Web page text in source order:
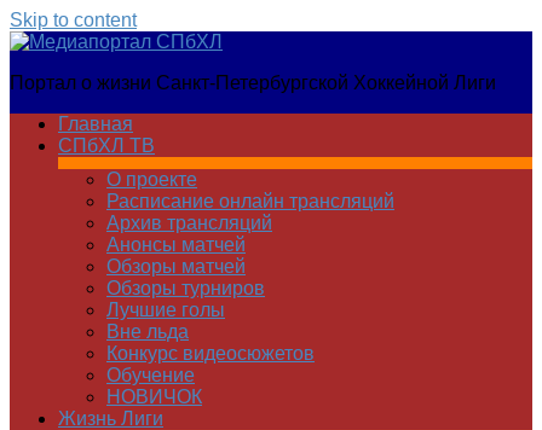
Skip to content
Медиапортал
Портал о жизни Санкт-Петербургской Хоккейной Лиги
Главная
СПбХЛ ТВ
О проекте
Расписание онлайн трансляций
Архив трансляций
Анонсы матчей
Обзоры матчей
Обзоры турниров
Лучшие голы
Вне льда
Конкурс видеосюжетов
Обучение
НОВИЧОК
Жизнь Лиги